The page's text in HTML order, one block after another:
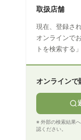
取扱店舗
現在、登録さ
オンラインで
トを検索する
オンラインで
※ 外部の検索結果
認ください。